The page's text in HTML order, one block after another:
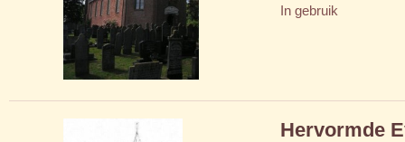
In gebruik
Hervormde